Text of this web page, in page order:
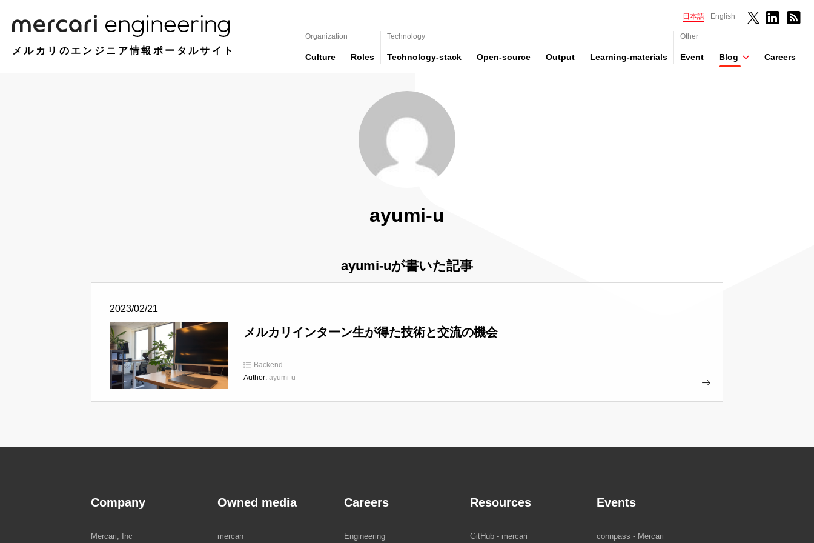
メルカリのエンジニア情報ポータルサイト
日本語 English
Organization
Culture Roles
Technology
Technology-stack Open-source Output Learning-materials
Other
Event Blog Careers
ayumi-u
ayumi-uが書いた記事
2023/02/21
メルカリインターン生が得た技術と交流の機会
Backend
Author: ayumi-u
Company
Mercari, Inc
Owned media
mercan
Careers
Engineering
Resources
GitHub - mercari
Events
connpass - Mercari